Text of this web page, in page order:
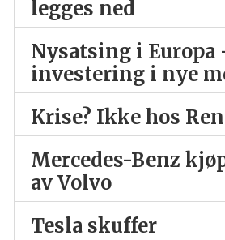
legges ned
Nysatsing i Europa
investering i nye
Krise? Ikke hos
Mercedes-Benz
av Volvo
Tesla skuffer